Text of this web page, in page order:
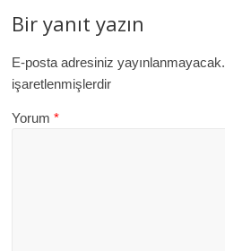
Bir yanıt yazın
E-posta adresiniz yayınlanmayacak.
işaretlenmişlerdir
Yorum*